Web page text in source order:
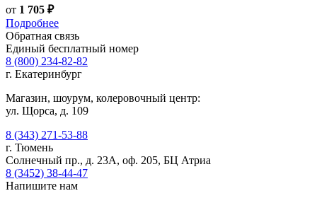
от 1 705 ₽
Подробнее
Обратная связь
Единый бесплатный номер
8 (800) 234-82-82
г. Екатеринбург
Магазин, шоурум, колеровочный центр:
ул. Щорса, д. 109
8 (343) 271-53-88
г. Тюмень
Солнечный пр., д. 23А, оф. 205, БЦ Атриа
8 (3452) 38-44-47
Напишите нам